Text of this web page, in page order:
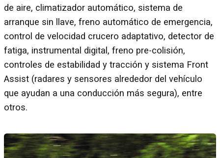
de aire, climatizador automático, sistema de
arranque sin llave, freno automático de emergencia,
control de velocidad crucero adaptativo, detector de
fatiga, instrumental digital, freno pre-colisión,
controles de estabilidad y tracción y sistema Front
Assist (radares y sensores alrededor del vehículo
que ayudan a una conducción más segura), entre
otros.